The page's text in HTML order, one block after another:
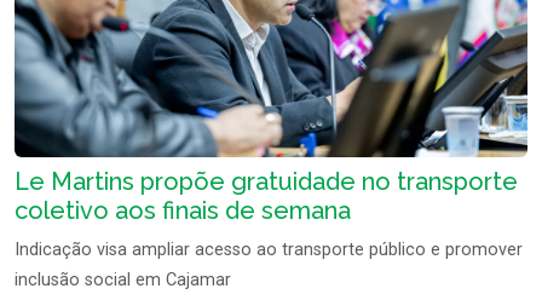
Le Martins propõe gratuidade no transporte
coletivo aos finais de semana
Indicação visa ampliar acesso ao transporte público e promover
inclusão social em Cajamar